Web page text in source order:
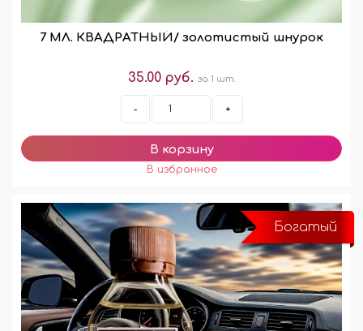
7 МЛ. КВАДРАТНЫЙ/ золотистый шнурок
35.00 руб. за 1 шт.
- +
Богатый